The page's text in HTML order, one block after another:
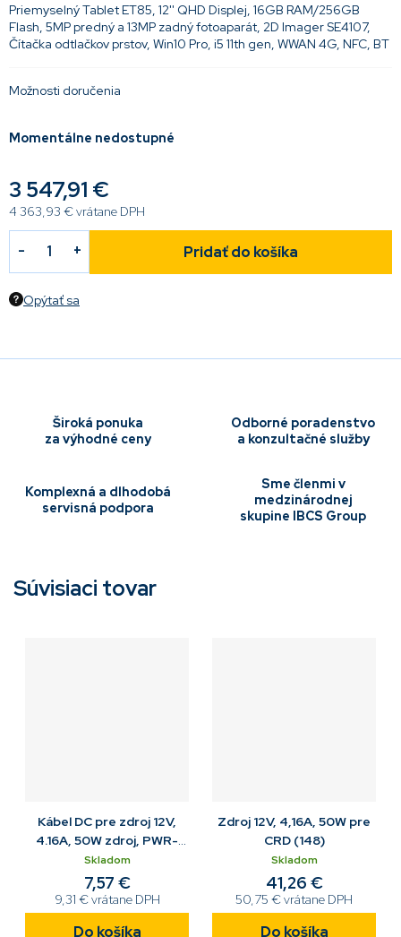
3 547,91 €
4 363,93 € vrátane DPH
Momentálne nedostupné
Možnosti doručenia
Pridať do košíka
Priemyselný Tablet ET85, 12'' QHD Displej, 16GB RAM/256GB
Flash, 5MP predný a 13MP zadný fotoaparát, 2D Imager SE4107,
Čítačka odtlačkov prstov, Win10 Pro, i5 11th gen, WWAN 4G, NFC, BT
Opýtať sa
Široká ponuka
za výhodné ceny
Odborné poradenstvo
a konzultačné služby
Komplexná a dlhodobá
servisná podpora
Sme členmi v
medzinárodnej
skupine IBCS Group
Súvisiaci tovar
Kábel DC pre zdroj 12V,
4.16A, 50W zdroj, PWR-
BGA12V50W0WW / CRD
Skladom
9,31 € vrátane DPH
7,57 €
Do košíka
Zdroj 12V, 4,16A, 50W pre
CRD (148)
Skladom
50,75 € vrátane DPH
41,26 €
Do košíka